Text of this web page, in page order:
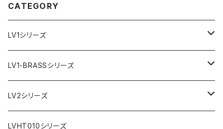
CATEGORY
LV1シリーズ
AR文字盤
フラット型ベゼル
スロープ型ベゼル
C1文字盤
C3文字盤
LV1-BRASSシリーズ
AR文字盤
C3S文字盤
LV2シリーズ
AR文字盤
LVHT010シリーズ